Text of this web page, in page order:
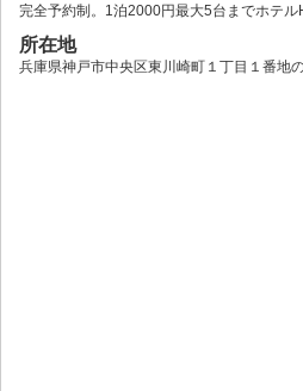
完全予約制。1泊2000円最大5台までホテ
所在地
兵庫県神戸市中央区東川崎町１丁目１番地